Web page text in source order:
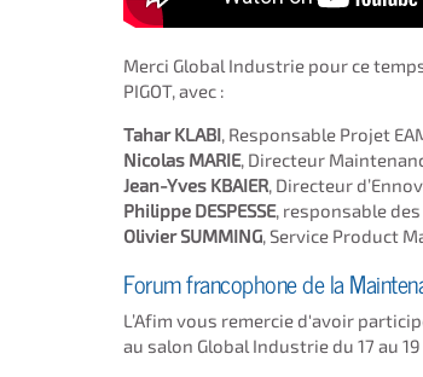
Merci Global Industrie pour ce
PIGOT, avec :
Tahar KLABI, Responsable Projet
Nicolas MARIE, Directeur
Jean-Yves KBAIER, Directeur
Philippe DESPESSE, responsable
Olivier SUMMING, Service Product
Forum francophone de la
L’Afim vous remercie d'avoir
au salon Global Industrie du 17 au